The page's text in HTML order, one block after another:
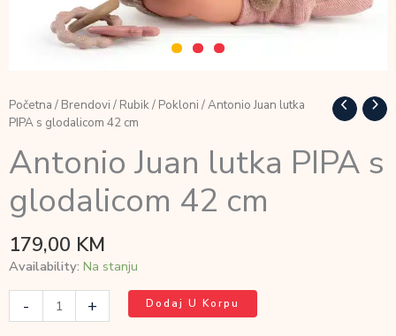
Početna / Brendovi / Rubik/ Pokloni / Antonio Juan lutka
PIPA s glodalicom 42 cm
Antonio Juan lutka PIPA s
glodalicom 42 cm
179,00 KM
Availability: Na stanju
- + Dodaj U Korpu